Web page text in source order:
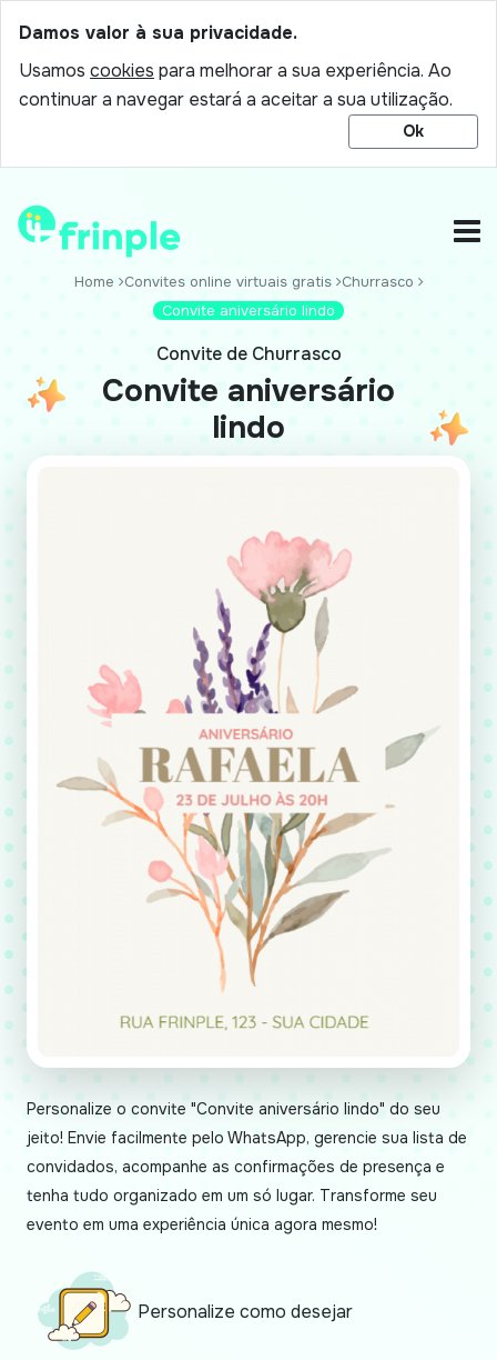
Damos valor à sua privacidade.
Usamos cookies para melhorar a sua experiência. Ao
continuar a navegar estará a aceitar a sua utilização.
Ok
Home Convites online virtuais gratis
Churrasco
Convite aniversário lindo
Convite de Churrasco
Convite aniversário
lindo
Personalize o convite "Convite aniversário lindo" do seu
jeito! Envie facilmente pelo WhatsApp, gerencie sua lista de
convidados, acompanhe as confirmações de presença e
tenha tudo organizado em um só lugar. Transforme seu
evento em uma experiência única agora mesmo!
Personalize como desejar